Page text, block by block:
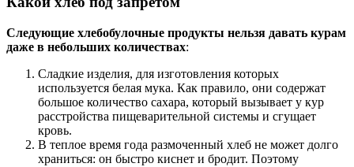
Следующие хлебобулочные продукты нельзя давать курам
даже в небольших количествах:
Сладкие изделия, для изготовления которых
используется белая мука. Как правило, они содержат
большое количество сахара, который вызывает у кур
расстройства пищеварительной системы и сгущает
кровь.
В теплое время года размоченный хлеб не может долго
храниться: он быстро киснет и бродит. Поэтому